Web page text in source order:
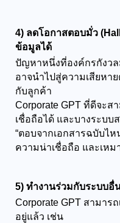
4) ลดโอกาสตอบมั่ว
ข้อมูลได้
ปัญหาหนึ่งที่องค์กรกังว
อาจนำไปสู่ความเสียหา
กับลูกค้า
Corporate GPT ที่ดีจะส
เชื่อถือได้ และบางระบบ
“ตอบจากเอกสารฉบับไ
ความน่าเชื่อถือ และเหม
5) ทำงานร่วมกับระบบอื่
Corporate GPT สามาร
อยู่แล้ว เช่น